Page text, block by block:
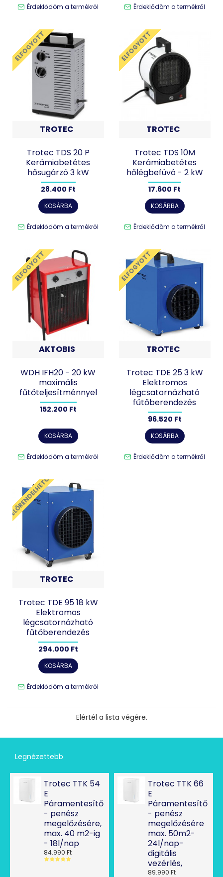
Érdeklődöm a termékről Érdeklődöm a termékről
ELFOGYOTT
TROTEC
Trotec TDS 20 P
Kerámiabetétes
hősugárzó 3 kW
28.400 Ft
KOSÁRBA
Érdeklődöm a termékről
ELFOGYOTT
TROTEC
Trotec TDS 10M
Kerámiabetétes
hőlégbefúvó - 2 kW
17.600 Ft
KOSÁRBA
Érdeklődöm a termékről
ELFOGYOTT
AKTOBIS
WDH IFH20 - 20 kW
maximális
fűtőteljesítménnyel
152.200 Ft
KOSÁRBA
Érdeklődöm a termékről
ELFOGYOTT
TROTEC
Trotec TDE 25 3 kW
Elektromos
légcsatornázható
fűtőberendezés
96.520 Ft
KOSÁRBA
Érdeklődöm a termékről
ELŐRENDELHETŐ
TROTEC
Trotec TDE 95 18 kW
Elektromos
légcsatornázható
fűtőberendezés
294.000 Ft
KOSÁRBA
Érdeklődöm a termékről
Elértél a lista végére.
Legnézettebb
Trotec TTK 54
E
Páramentesítő
- penész
megelőzésére,
max. 40 m2-ig
- 18l/nap
84.990 Ft
Trotec TTK 66
E
Páramentesítő
- penész
megelőzésére
max. 50m2-
24l/nap-
digitális
vezérlés,
89.990 Ft